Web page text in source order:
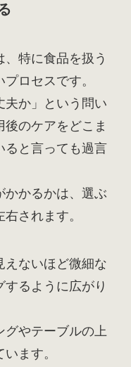
特に食品を扱う
ロセスです。
夫か」という問い
のケアをどこま
ると言っても過言
かかるかは、選ぶ
されます。
えないほど微細な
るように広がり
グやテーブルの上
ます。